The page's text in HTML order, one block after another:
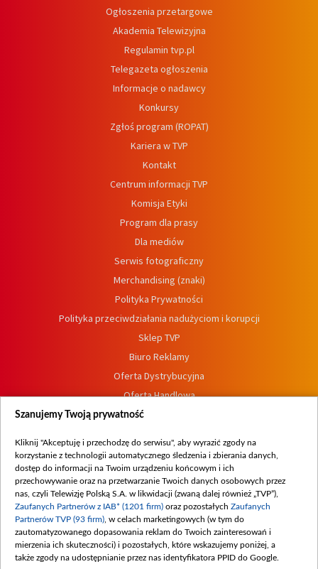
Ogłoszenia przetargowe
Akademia Telewizyjna
Regulamin tvp.pl
Telegazeta ogłoszenia
Informacje o nadawcy
Konkursy
Zgłoś program (ROPAT)
Kariera w TVP
Kontakt
Centrum informacji TVP
Komisja Etyki
Program dla prasy
Dla mediów
Serwis fotograficzny
Merchandising (znaki)
Polityka Prywatności
Polityka przeciwdziałania nadużyciom i korupcji
Sklep TVP
Biuro Reklamy
Oferta Dystrybucyjna
Oferta Handlowa
Dostępność
Procedura zgłoszeń wewnętrznych
Szanujemy Twoją prywatność
Kliknij "Akceptuję i przechodzę do serwisu", aby wyrazić zgody na
korzystanie z technologii automatycznego śledzenia i zbierania danych,
dostęp do informacji na Twoim urządzeniu końcowym i ich
przechowywanie oraz na przetwarzanie Twoich danych osobowych przez
nas, czyli Telewizję Polską S.A. w likwidacji (zwaną dalej również „TVP”),
Zaufanych Partnerów z IAB* (1201 firm) oraz pozostałych Zaufanych
Partnerów TVP (93 firm) , w celach marketingowych (w tym do
zautomatyzowanego dopasowania reklam do Twoich zainteresowań i
mierzenia ich skuteczności) i pozostałych, które wskazujemy poniżej, a
także zgody na udostępnianie przez nas identyfikatora PPID do Google.